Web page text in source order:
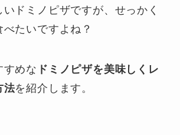
ドミノピザですが、せっかく
たいですよね？
すめな ドミノピザを美味しくレ
法を紹介します。